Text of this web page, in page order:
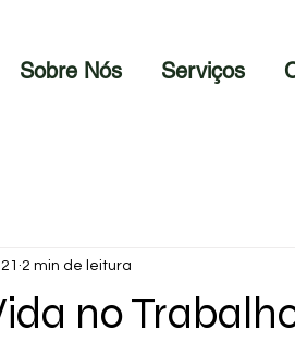
Sobre Nós Serviços
no
2 min de leitura